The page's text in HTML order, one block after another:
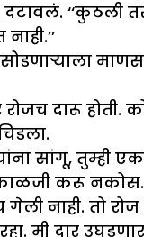
दारू होती.
सांगू, तुम्ही
करू नकोस.
नाही. तो रोज
मी दार उघडणार